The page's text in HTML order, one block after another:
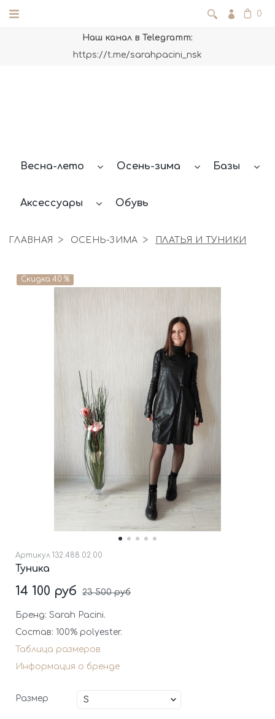
0
Наш канал в Telegramm:
https://t.me/sarahpacini_nsk
Весна-лето Осень-зима Базы
Аксессуары Обувь
ГЛАВНАЯ ОСЕНЬ-ЗИМА ПЛАТЬЯ И ТУНИКИ
Скидка 40 %
Артикул 132.488.02.00
Туника
14 100 руб 23 500 руб
Бренд: Sarah Pacini.
Состав: 100% polyester.
Таблица размеров
Информация о бренде
Размер